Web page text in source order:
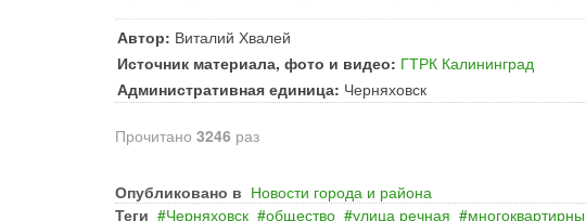
Автор: Виталий Хвалей
Источник материала, фото и видео: ГТРК Калининград
Административная единица: Черняховск
Прочитано 3246 раз
Опубликовано в Новости города и района
Теги
Черняховск общество улица речная